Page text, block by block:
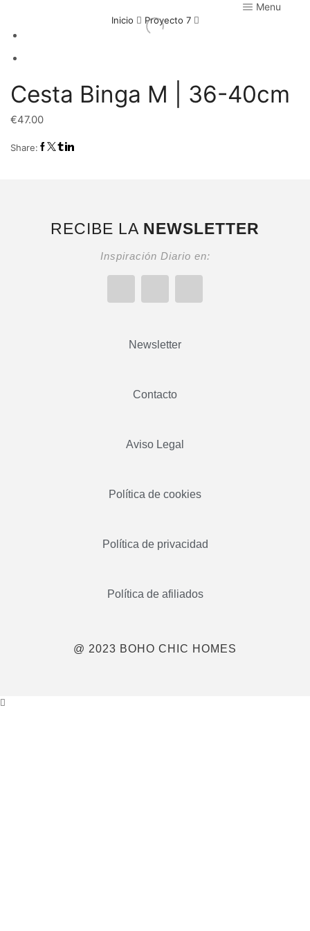
Menu
Inicio Proyecto 7
Cesta Binga M | 36-40cm
€47.00
Share:
RECIBE LA NEWSLETTER
Inspiración Diario en:
Newsletter
Contacto
Aviso Legal
Política de cookies
Política de privacidad
Política de afiliados
@ 2023 BOHO CHIC HOMES